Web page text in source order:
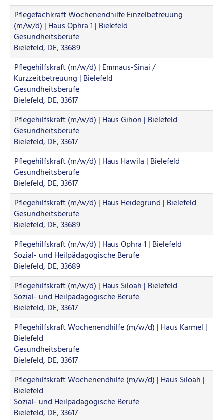
Pflegefachkraft Wochenendhilfe Einzelbetreuung
(m/w/d) | Haus Ophra 1 | Bielefeld
Gesundheitsberufe
Bielefeld, DE, 33689
Pflegehilfskraft (m/w/d) | Emmaus-Sinai /
Kurzzeitbetreuung | Bielefeld
Gesundheitsberufe
Bielefeld, DE, 33617
Pflegehilfskraft (m/w/d) | Haus Gihon | Bielefeld
Gesundheitsberufe
Bielefeld, DE, 33617
Pflegehilfskraft (m/w/d) | Haus Hawila | Bielefeld
Gesundheitsberufe
Bielefeld, DE, 33617
Pflegehilfskraft (m/w/d) | Haus Heidegrund | Bielefeld
Gesundheitsberufe
Bielefeld, DE, 33689
Pflegehilfskraft (m/w/d) | Haus Ophra 1 | Bielefeld
Sozial- und Heilpädagogische Berufe
Bielefeld, DE, 33689
Pflegehilfskraft (m/w/d) | Haus Siloah | Bielefeld
Sozial- und Heilpädagogische Berufe
Bielefeld, DE, 33617
Pflegehilfskraft Wochenendhilfe (m/w/d) | Haus Karmel |
Bielefeld
Gesundheitsberufe
Bielefeld, DE, 33617
Pflegehilfskraft Wochenendhilfe (m/w/d) | Haus Siloah |
Bielefeld
Sozial- und Heilpädagogische Berufe
Bielefeld, DE, 33617